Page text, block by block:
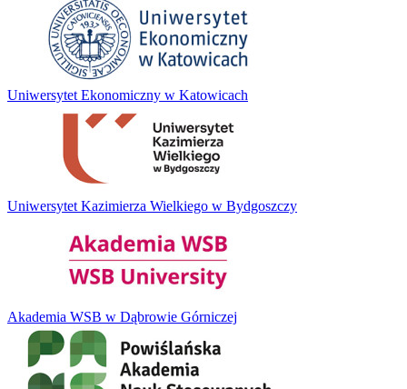
Uniwersytet Ekonomiczny w Katowicach
Uniwersytet Kazimierza Wielkiego w Bydgoszczy
Akademia WSB w Dąbrowie Górniczej